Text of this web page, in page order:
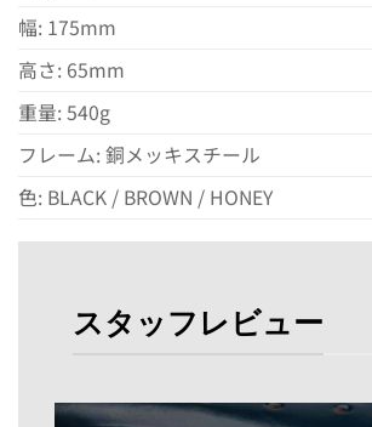
幅: 175mm
高さ: 65mm
重量: 540g
フレーム: 銅メッキスチール
色: BLACK / BROWN / HONEY
スタッフレビュー